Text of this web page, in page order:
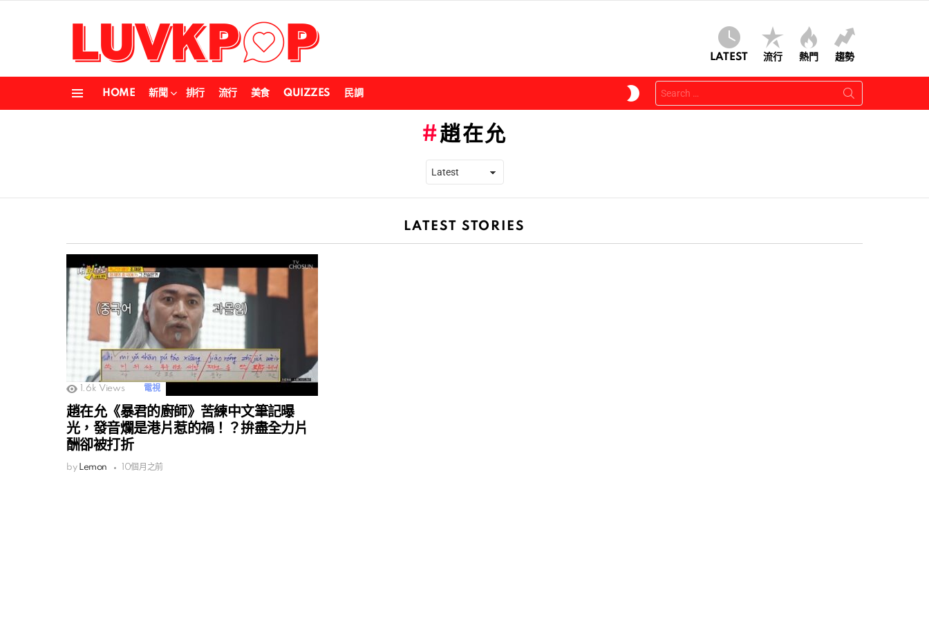
LATEST 流行 熱門 趨勢
HOME 新聞 排行 流行 美食 QUIZZES 民調
SKIN
Search
for:
趙在允
LATEST STORIES
1.6k Views 電視
趙在允《暴君的廚師》苦練中文筆記曝
光，發音爛是港片惹的禍！？拚盡全力片
酬卻被打折
by Lemon 10個月之前